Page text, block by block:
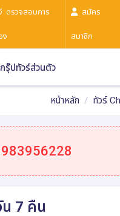
ตรวจสอบการ
ง
สมัคร
สมาชิก
รุ๊ปทัวร์ส่วนตัว
หน้าหลัก ทัวร์
น 7 คืน